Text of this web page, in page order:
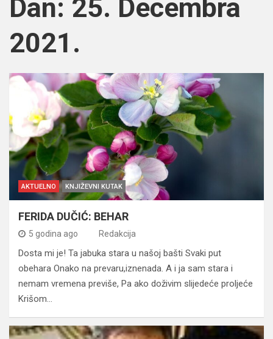
Dan: 25. Decembra
2021.
AKTUELNO KNJIŽEVNI KUTAK
FERIDA DUČIĆ: BEHAR
5 godina ago Redakcija
Dosta mi je! Ta jabuka stara u našoj bašti Svaki put
obehara Onako na prevaru,iznenada. A i ja sam stara i
nemam vremena previše, Pa ako doživim slijedeće proljeće
Krišom…